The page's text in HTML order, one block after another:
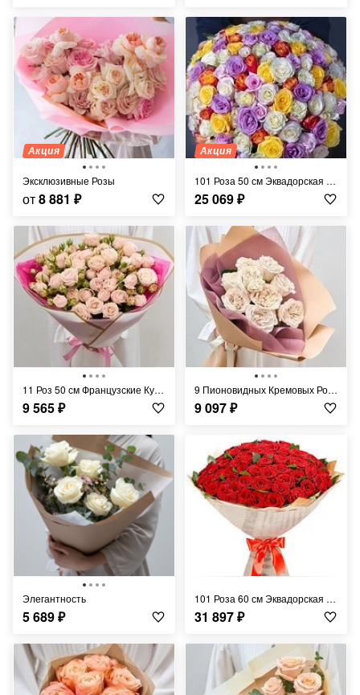
Акция
Эксклюзивные Розы
от8 881 ₽
Акция
101 Роза 50 см Эквадорская Микс
25 069₽
11 Роз 50 см Французские Кустовые Кремовые
9 565₽
9 Пионовидных Кремовых Роз 60 см
9 097₽
Элегантность
5 689₽
101 Роза 60 см Эквадорская Красная
31 897₽